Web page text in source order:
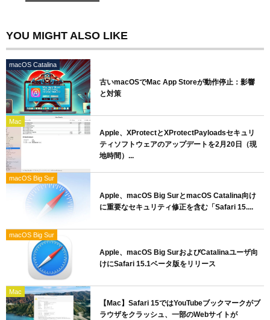
YOU MIGHT ALSO LIKE
macOS Catalina
古いmacOSでMac App Storeが動作停止：影響
と対策
Mac
Apple、XProtectとXProtectPayloadsセキュリ
ティソフトウェアのアップデートを2月20日（現
地時間）...
macOS Big Sur
Apple、macOS Big SurとmacOS Catalina向け
に重要なセキュリティ修正を含む「Safari 15....
macOS Big Sur
Apple、macOS Big SurおよびCatalinaユーザ向
けにSafari 15.1ベータ版をリリース
Mac
【Mac】Safari 15ではYouTubeブックマークがブ
ラウザをクラッシュ、一部のWebサイトが